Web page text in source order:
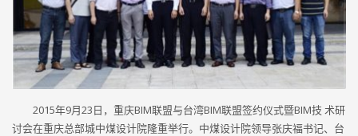
2015年9月23日，重庆BIM联盟与台湾BIM联盟签约仪式暨BIM技 术研
讨会在重庆总部城中煤设计院隆重举行。中煤设计院领导张庆福书记、台